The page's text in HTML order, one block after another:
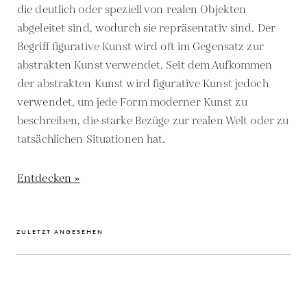
die deutlich oder speziell von realen Objekten
abgeleitet sind, wodurch sie repräsentativ sind. Der
Begriff figurative Kunst wird oft im Gegensatz zur
abstrakten Kunst verwendet. Seit dem Aufkommen
der abstrakten Kunst wird figurative Kunst jedoch
verwendet, um jede Form moderner Kunst zu
beschreiben, die starke Bezüge zur realen Welt oder zu
tatsächlichen Situationen hat.
Entdecken »
ZULETZT ANGESEHEN